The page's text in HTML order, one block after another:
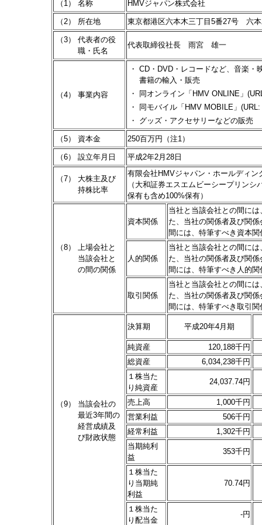
（1） 名称 HMVジャパン株式会社
（2） 所在地 東京都港区六本木三丁目5番27号 六
（3）
代表者の役
職・氏名
代表取締役社長 雨宮 雄一
（4） 事業内容
・ CD・DVD・レコードなど、音楽・
書籍の輸入・販売
・
同オンライン「HMV ONLINE」
・
同モバイル「HMV MOBILE」
・
グッズ・アクセサリーなどの販売
（5） 資本金 250百万円（注1）
（6） 設立年月日 平成2年2月28日
（7）
大株主及び
持株比率
有限会社HMVジャパン・ホールディ
（大和証券エスエムビーシープリン
保有も含め100%保有）
（8）
上場会社と
当該会社と
の間の関係
資本関係
当社と当該会社との間に
た、当社の関係者及び関
間には、特筆すべき資本
人的関係
当社と当該会社との間に
た、当社の関係者及び関
間には、特筆すべき人的
取引関係
当社と当該会社との間に
た、当社の関係者及び関
間には、特筆すべき取引
（9）
当該会社の
最近3年間の
経営成績及
び財政状態
決算期 平成20年4月期
純資産
120,188千円
総資産
6,034,238千円
１株当た
り純資産
24,037.74円
売上高
1,000千円
営業利益
506千円
経常利益
1,302千円
当期純利
益
353千円
１株当た
り当期純
利益
70.74円
１株当た
り配当金
-円